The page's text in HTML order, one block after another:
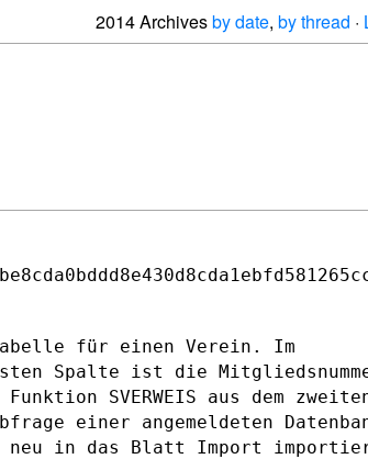
2014 Archivesby date, by thread ·
für einen Verein. Im
Spalte ist die
SVERWEIS aus dem
einer angemeldeten
in das Blatt Import